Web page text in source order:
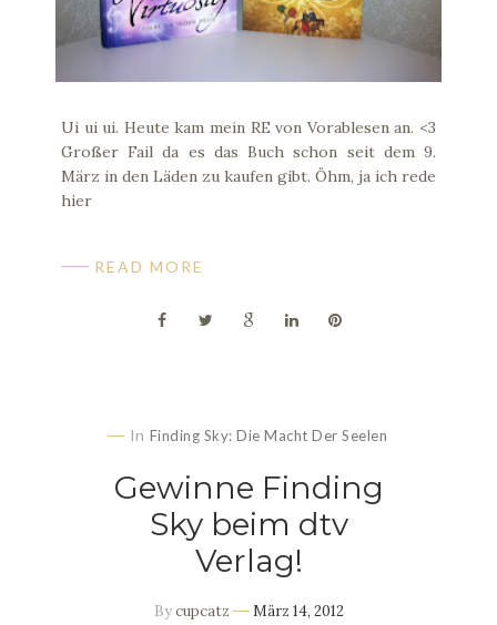
Ui ui ui. Heute kam mein RE von Vorablesen an. <3
Großer Fail da es das Buch schon seit dem 9.
März in den Läden zu kaufen gibt. Öhm, ja ich rede
hier
READ MORE
In Finding Sky: Die Macht Der Seelen
Gewinne Finding
Sky beim dtv
Verlag!
Bycupcatz März 14, 2012